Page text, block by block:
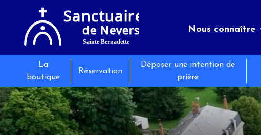
Nous connaître
Infos pratiques
Restauration
Actualités
La
boutique
Réservation
Déposer une intention de
prière